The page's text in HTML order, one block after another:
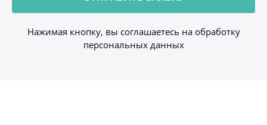
Нажимая кнопку, вы соглашаетесь на обработку
персональных данных